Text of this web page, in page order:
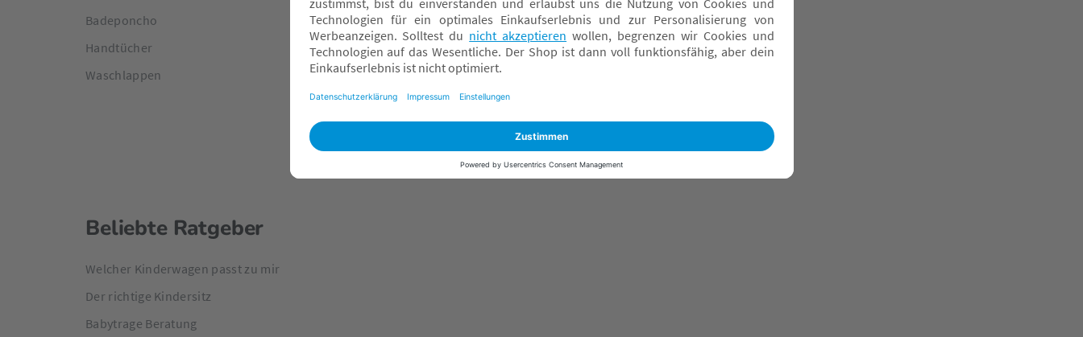
Badeponcho
Handtücher
Waschlappen
Beliebte Ratgeber
Welcher Kinderwagen passt zu mir
Der richtige Kindersitz
Babytrage Beratung